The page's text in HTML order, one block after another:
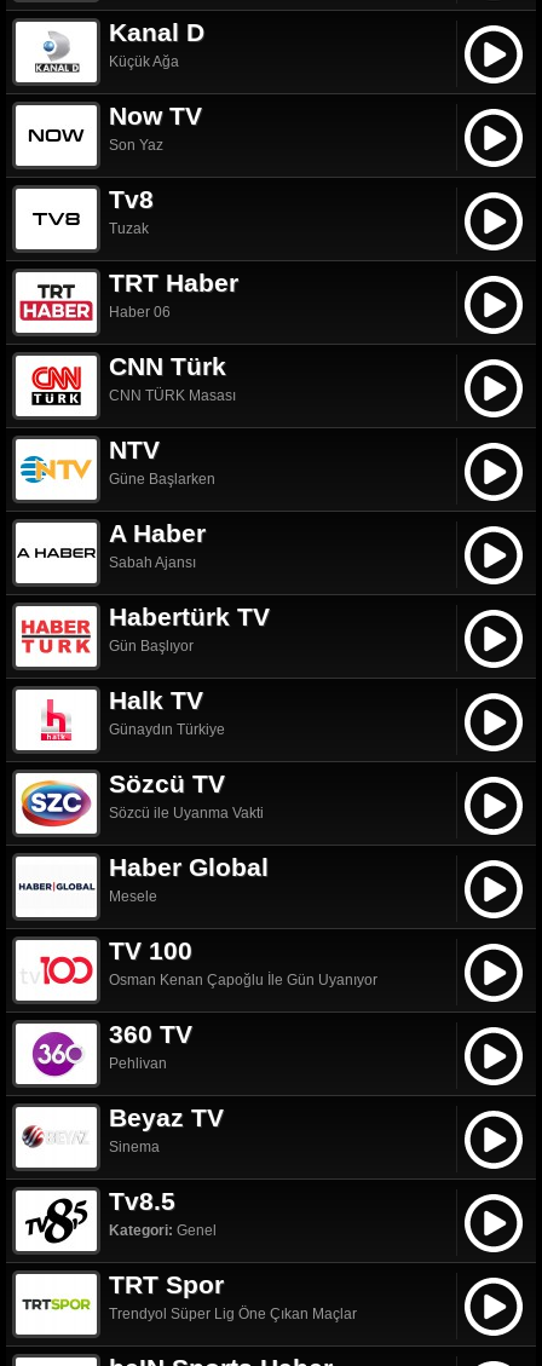
Kanal D
Küçük Ağa
Now TV
Son Yaz
Tv8
Tuzak
TRT Haber
Haber 06
CNN Türk
CNN TÜRK Masası
NTV
Güne Başlarken
A Haber
Sabah Ajansı
Habertürk TV
Gün Başlıyor
Halk TV
Günaydın Türkiye
Sözcü TV
Sözcü ile Uyanma Vakti
Haber Global
Mesele
TV 100
Osman Kenan Çapoğlu İle Gün Uyanıyor
360 TV
Pehlivan
Beyaz TV
Sinema
Tv8.5
Kategori: Genel
TRT Spor
Trendyol Süper Lig Öne Çıkan Maçlar